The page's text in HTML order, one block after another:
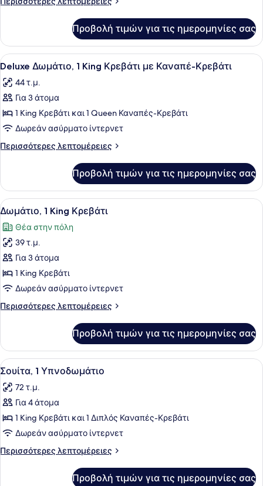
Queen
2
Queen
Κρεβάτια
Προβολή τιμών για τις ημερομηνίες σας
Προβολή
όλων
των
φωτογραφιών
για
Deluxe
Δωμάτιο,
1
Κρεβάτι
με
Καναπέ-
Κρεβάτι
Deluxe Δωμάτιο, 1 King Κρεβάτι
6
Deluxe Δωμάτιο, 1 King Κρεβάτι με Καναπέ-Κρεβάτι
44 τ.μ.
Για 3 άτομα
1 King Κρεβάτι και 1 Queen Καναπές-Κρεβάτι
Δωρεάν ασύρματο ίντερνετ
Περισσότερες λεπτομέρειες
Περισσότερες
Δωμάτιο,
King
Κρεβάτι
με
Καναπέ-
Προβολή τιμών για τις ημερομηνίες σας
Προβολή
όλων
των
φωτογραφιών
για
Δωμάτιο,
1
Κρεβάτι
Κλινοσκεπάσματα υψηλής
6
Δωμάτιο, 1 King Κρεβάτι
Θέα στην πόλη
39 τ.μ.
Για 3 άτομα
1 King Κρεβάτι
Δωρεάν ασύρματο ίντερνετ
Περισσότερες λεπτομέρειες
Περισσότερες
1
King
Κρεβάτι
Προβολή τιμών για τις ημερομηνίες σας
Προβολή
όλων
των
φωτογραφιών
για
Σουίτα,
1
Υπνοδωμάτιο
Ένα δωμάτιο ξενοδοχείου με
8
Σουίτα, 1 Υπνοδωμάτιο
72 τ.μ.
Για 4 άτομα
1 King Κρεβάτι και 1 Διπλός Καναπές-Κρεβάτι
Δωρεάν ασύρματο ίντερνετ
Περισσότερες λεπτομέρειες
Περισσότερες
Προβολή τιμών για τις ημερομηνίες σας